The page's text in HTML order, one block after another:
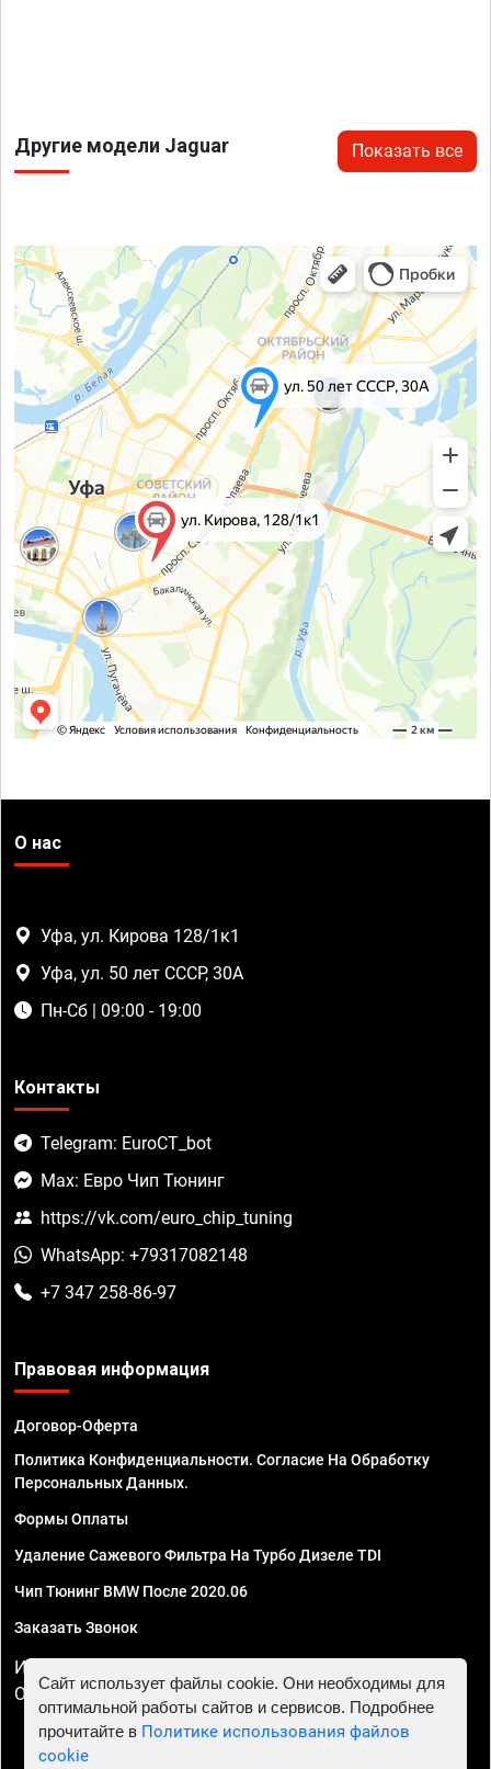
Другие модели Jaguar Показать все
О нас
Уфа, ул. Кирова 128/1к1
Уфа, ул. 50 лет СССР, 30А
Пн-Сб | 09:00 - 19:00
Контакты
Telegram: EuroCT_bot
Max: Евро Чип Тюнинг
https://vk.com/euro_chip_tuning
WhatsApp: +79317082148
+7 347 258-86-97
Правовая информация
Договор-Оферта
Политика Конфиденциальности. Согласие На Обработку
Персональных Данных.
Формы Оплаты
Удаление Сажевого Фильтра На Турбо Дизеле TDI
Чип Тюнинг BMW После 2020.06
Заказать Звонок
ИП Смирнов Георгий Павлович. ИНН 781302555843,
ОГРНИП 324470400032610
Сайт использует файлы cookie. Они необходимы для
оптимальной работы сайтов и сервисов. Подробнее
прочитайте в Политике использования файлов
cookie